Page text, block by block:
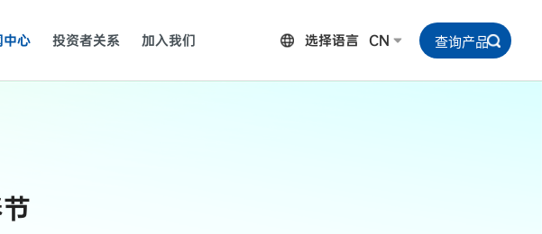
中心 投资者关系 加入我们 选择语言 CN